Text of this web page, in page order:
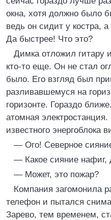
окна, хотя должно было
ведь он сидит у костра,
Да быстрее! Что это?
Димка отложил гитару
кто-то еще. Он не стал
было. Его взгляд был
разливавшемуся на
горизонте. Гораздо
атомная
известного энергоблока
— Ого! Северное
— Какое сияние нафиг,
— Может, это пожар?
Компания загомонила
телефон и пытался
Зарево, тем временем,